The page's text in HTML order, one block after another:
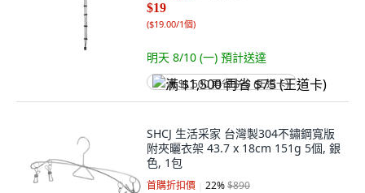
$19
($19.00/1個)
明天 8/10 (一) 預計送達
满 $1,500 再省 $75 (王道卡)
SHCJ 生活采家 台灣製304不鏽鋼寬版
附夾曬衣架 43.7 x 18cm 151g 5個, 銀
色, 1包
首購折扣價 22%$890